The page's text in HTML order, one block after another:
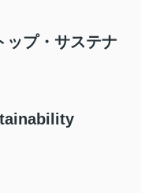
ップ・サステナ